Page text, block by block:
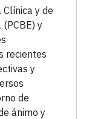
y de
y
recientes
y
de
ánimo y